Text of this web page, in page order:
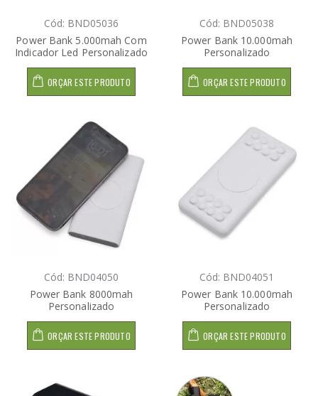
Cód: BND05036
Power Bank 5.000mah Com
Indicador Led Personalizado
ORÇAR ESTE PRODUTO
Cód: BND05038
Power Bank 10.000mah
Personalizado
ORÇAR ESTE PRODUTO
Cód: BND04050
Power Bank 8000mah
Personalizado
ORÇAR ESTE PRODUTO
Cód: BND04051
Power Bank 10.000mah
Personalizado
ORÇAR ESTE PRODUTO